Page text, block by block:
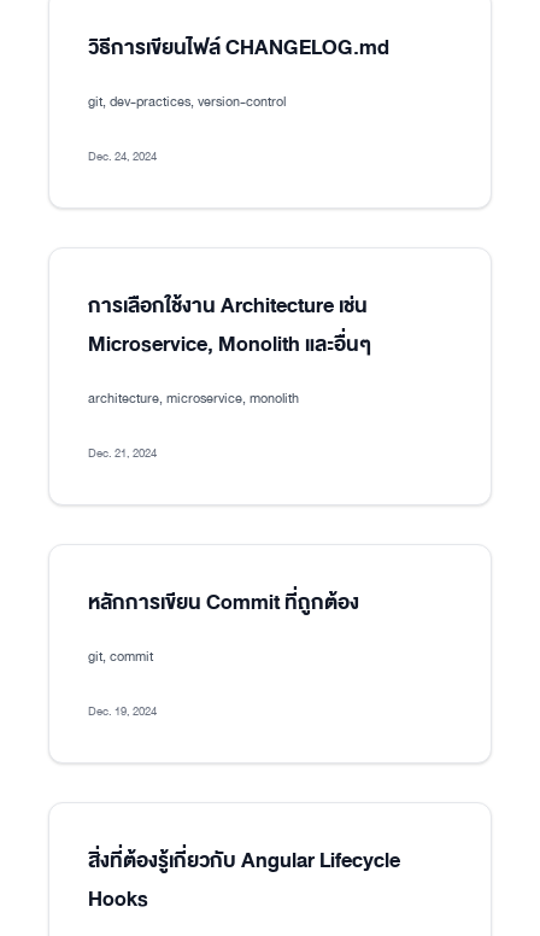
วิธีการเขียนไฟล์ CHANGELOG.md
git, dev-practices, version-control
Dec. 24, 2024
การเลือกใช้งาน Architecture เช่น
Microservice, Monolith และอื่นๆ
architecture, microservice, monolith
Dec. 21, 2024
หลักการเขียน Commit ที่ถูกต้อง
git, commit
Dec. 19, 2024
สิ่งที่ต้องรู้เกี่ยวกับ Angular Lifecycle
Hooks